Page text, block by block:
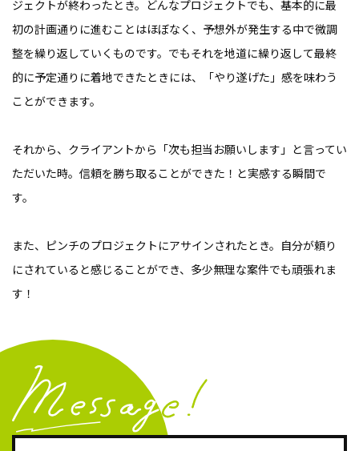
ジェクトが終わったとき。どんなプロジェクトでも、基本的に最
初の計画通りに進むことはほぼなく、予想外が発生する中で微調
整を繰り返していくものです。でもそれを地道に繰り返して最終
的に予定通りに着地できたときには、「やり遂げた」感を味わう
ことができます。
それから、クライアントから「次も担当お願いします」と言ってい
ただいた時。信頼を勝ち取ることができた！と実感する瞬間で
す。
また、ピンチのプロジェクトにアサインされたとき。自分が頼り
にされていると感じることができ、多少無理な案件でも頑張れま
す！